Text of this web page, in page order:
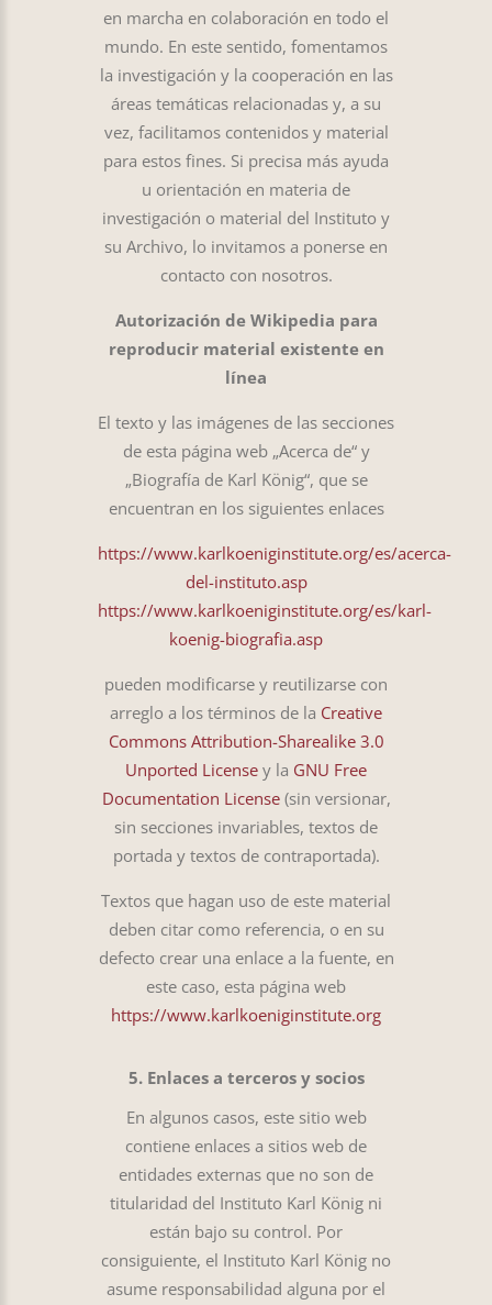
en marcha en colaboración en todo el
mundo. En este sentido, fomentamos
la investigación y la cooperación en las
áreas temáticas relacionadas y, a su
vez, facilitamos contenidos y material
para estos fines. Si precisa más ayuda
u orientación en materia de
investigación o material del Instituto y
su Archivo, lo invitamos a ponerse en
contacto con nosotros.
Autorización de Wikipedia para
reproducir material existente en
línea
El texto y las imágenes de las secciones
de esta página web „Acerca de“ y
„Biografía de Karl König“, que se
encuentran en los siguientes enlaces
https://www.karlkoeniginstitute.org/es/acerca-
del-instituto.asp
https://www.karlkoeniginstitute.org/es/karl-
koenig-biografia.asp
pueden modificarse y reutilizarse con
arreglo a los términos de la Creative
Commons Attribution-Sharealike 3.0
Unported License y la GNU Free
Documentation License(sin versionar,
sin secciones invariables, textos de
portada y textos de contraportada).
Textos que hagan uso de este material
deben citar como referencia, o en su
defecto crear una enlace a la fuente, en
este caso, esta página web
https://www.karlkoeniginstitute.org
5. Enlaces a terceros y socios
En algunos casos, este sitio web
contiene enlaces a sitios web de
entidades externas que no son de
titularidad del Instituto Karl König ni
están bajo su control. Por
consiguiente, el Instituto Karl König no
asume responsabilidad alguna por el